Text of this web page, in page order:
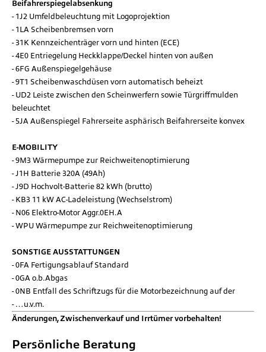
Beifahrerspiegelabsenkung
1J2 Umfeldbeleuchtung mit Logoprojektion
1LA Scheibenbremsen vorn
31K Kennzeichenträger vorn und hinten (ECE)
4E0 Entriegelung Heckklappe/Deckel hinten von außen
6FG Außenspiegelgehäuse
9T1 Scheibenwaschdüsen vorn automatisch beheizt
UD2 Leiste zwischen den Scheinwerfern sowie Türgriffmulden
beleuchtet
5JA Außenspiegel Fahrerseite asphärisch Beifahrerseite konvex
E-MOBILITY
9M3 Wärmepumpe zur Reichweitenoptimierung
J1H Batterie 320A (49Ah)
J9D Hochvolt-Batterie 82 kWh (brutto)
KB3 11 kW AC-Ladeleistung (Wechselstrom)
N06 Elektro-Motor Aggr.0EH.A
WPU Wärmepumpe zur Reichweitenoptimierung
SONSTIGE AUSSTATTUNGEN
0FA Fertigungsablauf Standard
0GA o.b.Abgas
0NB Entfall des Schriftzugs für die Motorbezeichnung auf der
…u.v.m.
Änderungen, Zwischenverkauf und Irrtümer vorbehalten!
Persönliche Beratung